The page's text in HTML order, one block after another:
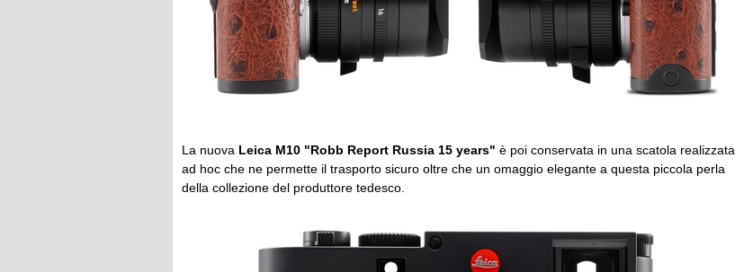
La nuova Leica M10 "Robb Report Russia 15 years" è poi conservata in una scatola realizzata
ad hoc che ne permette il trasporto sicuro oltre che un omaggio elegante a questa piccola perla
della collezione del produttore tedesco.